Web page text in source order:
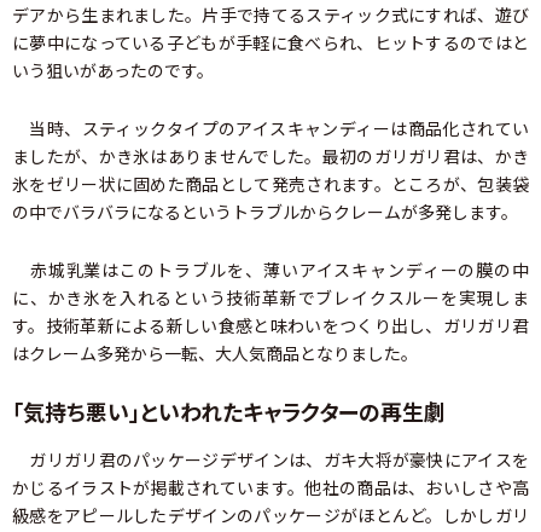
デアから生まれました。片手で持てるスティック式にすれば、遊び
に夢中になっている子どもが手軽に食べられ、ヒットするのではと
いう狙いがあったのです。
当時、スティックタイプのアイスキャンディーは商品化されてい
ましたが、かき氷はありませんでした。最初のガリガリ君は、かき
氷をゼリー状に固めた商品として発売されます。ところが、包装袋
の中でバラバラになるというトラブルからクレームが多発します。
赤城乳業はこのトラブルを、薄いアイスキャンディーの膜の中
に、かき氷を入れるという技術革新でブレイクスルーを実現しま
す。技術革新による新しい食感と味わいをつくり出し、ガリガリ君
はクレーム多発から一転、大人気商品となりました。
「気持ち悪い」といわれたキャラクターの再生劇
ガリガリ君のパッケージデザインは、ガキ大将が豪快にアイスを
かじるイラストが掲載されています。他社の商品は、おいしさや高
級感をアピールしたデザインのパッケージがほとんど。しかしガリ